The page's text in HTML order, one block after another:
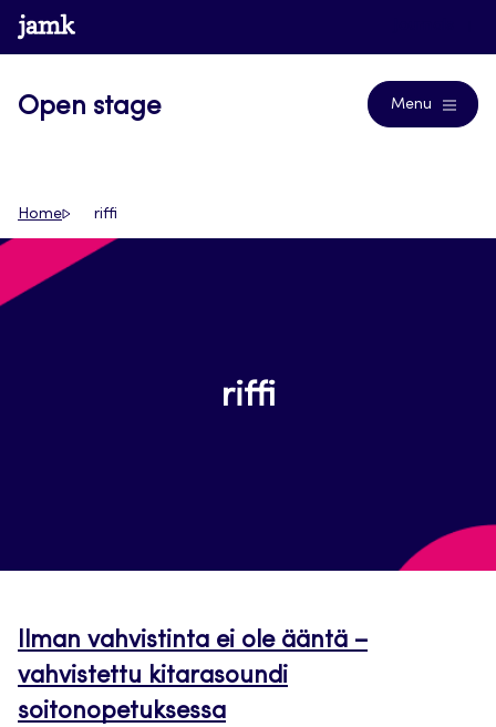
Siirry
suoraan
www.jamk.fi
Open stage Menu
Home riffi
riffi
Ilman vahvistinta ei ole ääntä –
vahvistettu kitarasoundi
soitonopetuksessa